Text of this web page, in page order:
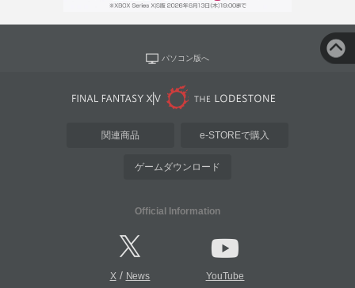
パソコン版へ
関連商品 e-STOREで購入
ゲームダウンロード
Official Information
X/ News YouTube